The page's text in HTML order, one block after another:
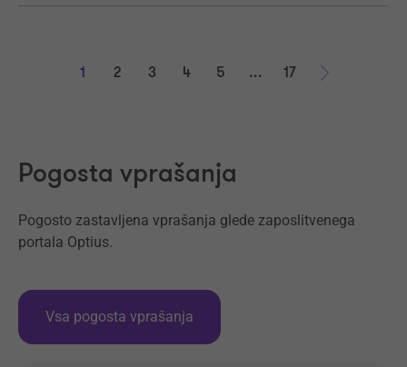
1 2 3 4 5 ...
17
Pogosta vprašanja
Pogosto zastavljena vprašanja glede zaposlitvenega
portala Optius.
Vsa pogosta vprašanja